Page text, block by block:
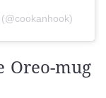
Oreo-mug